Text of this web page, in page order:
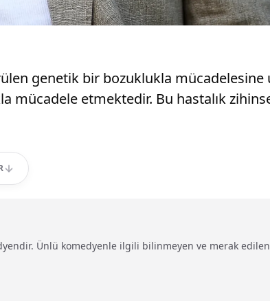
genetik bir bozuklukla mücadelesine
mücadele etmektedir. Bu hastalık
Ünlü komedyenle ilgili bilinmeyen ve merak